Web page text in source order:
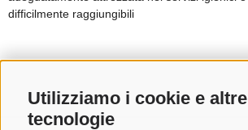
Utilizziamo i cookie e altre
tecnologie